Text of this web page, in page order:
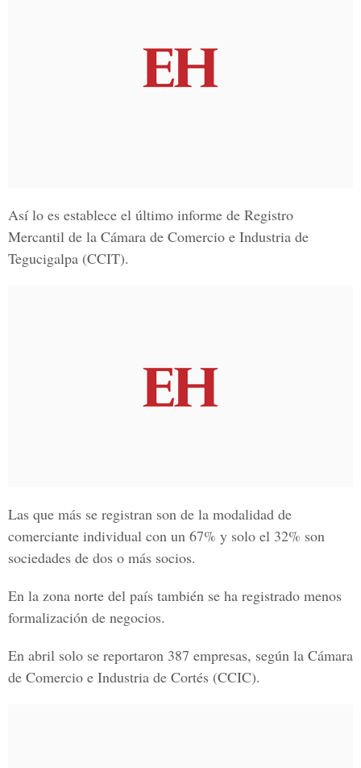
Así lo es establece el último informe de Registro
Mercantil de la Cámara de Comercio e Industria de
Tegucigalpa (CCIT).
Las que más se registran son de la modalidad de
comerciante individual con un 67% y solo el 32% son
sociedades de dos o más socios.
En la zona norte del país también se ha registrado menos
formalización de negocios.
En abril solo se reportaron 387 empresas, según la Cámara
de Comercio e Industria de Cortés (CCIC).